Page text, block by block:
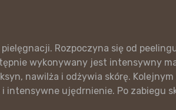
Rozpoczyna się od
wykonywany jest intensywny
nawilża i odżywia skórę.
intensywne ujędrnienie. Po zabiegu